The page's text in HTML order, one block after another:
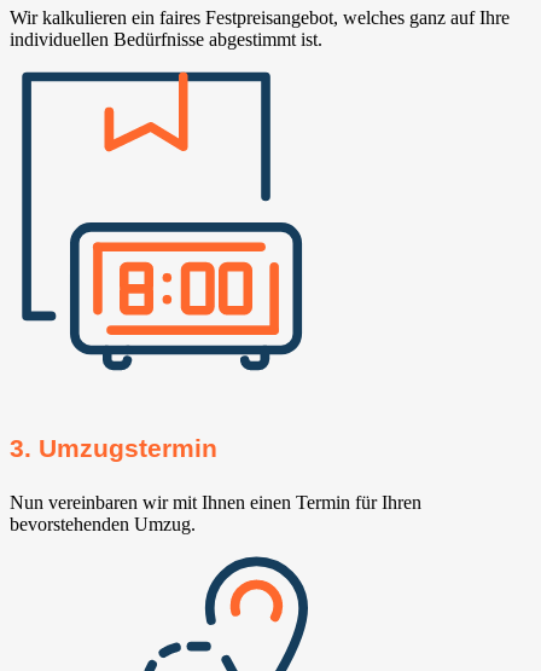
Wir kalkulieren ein faires Festpreisangebot, welches ganz auf Ihre
individuellen Bedürfnisse abgestimmt ist.
3. Umzugstermin
Nun vereinbaren wir mit Ihnen einen Termin für Ihren
bevorstehenden Umzug.